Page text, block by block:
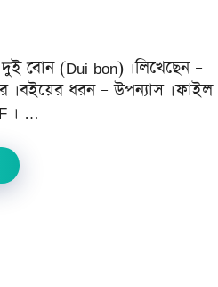
বোন (Dui bon) ।লিখেছেন –
।বইয়ের ধরন – উপন্যাস ।ফাইল
। …